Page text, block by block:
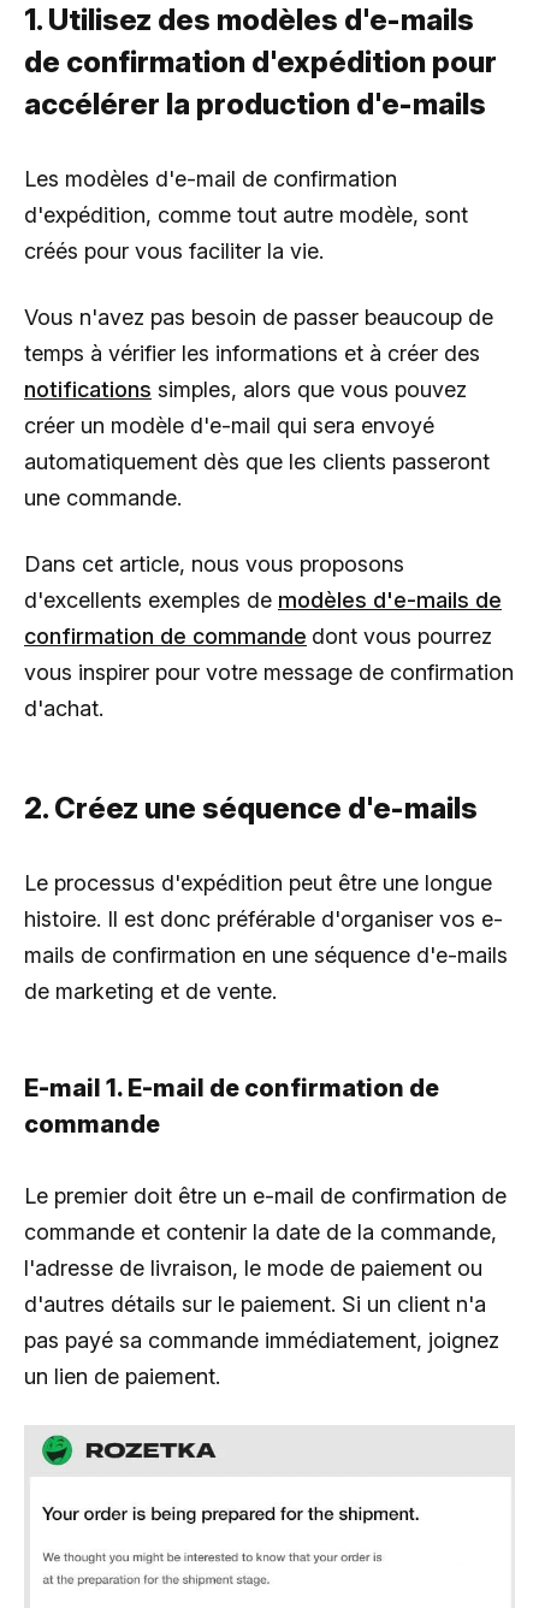
1. Utilisez des modèles d'e-mails
de confirmation d'expédition pour
accélérer la production d'e-mails
Les modèles d'e-mail de confirmation
d'expédition, comme tout autre modèle, sont
créés pour vous faciliter la vie.
Vous n'avez pas besoin de passer beaucoup de
temps à vérifier les informations et à créer des
notifications simples, alors que vous pouvez
créer un modèle d'e-mail qui sera envoyé
automatiquement dès que les clients passeront
une commande.
Dans cet article, nous vous proposons
d'excellents exemples de modèles d'e-mails de
confirmation de commande dont vous pourrez
vous inspirer pour votre message de confirmation
d'achat.
2. Créez une séquence d'e-mails
Le processus d'expédition peut être une longue
histoire. Il est donc préférable d'organiser vos e-
mails de confirmation en une séquence d'e-mails
de marketing et de vente.
E-mail 1. E-mail de confirmation de
commande
Le premier doit être un e-mail de confirmation de
commande et contenir la date de la commande,
l'adresse de livraison, le mode de paiement ou
d'autres détails sur le paiement. Si un client n'a
pas payé sa commande immédiatement, joignez
un lien de paiement.